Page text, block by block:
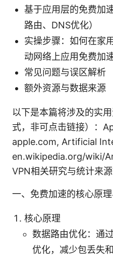
基于应用层的免费加
路由、DNS优化）
实操步骤：如何在家
动网络上应用免费加
常见问题与误区解析
额外资源与数据来源
以下是本篇将涉及的实
式，非可点击链接）：
apple.com, Artificial
en.wikipedia.org/wiki/
VPN相关研究与统计来
一、免费加速的核心原
核心原理
数据路由优化：通
优化，减少包丢失